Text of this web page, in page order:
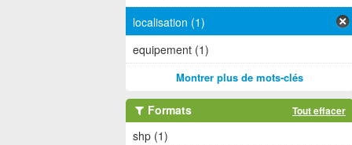
localisation (1)
equipement (1)
Montrer plus de mots-clés
Formats Tout effacer
shp (1)